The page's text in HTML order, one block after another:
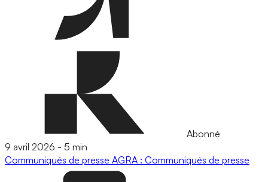
Abonné
9 avril 2026 - 5 min
Communiqués de presse AGRA : Communiqués de presse